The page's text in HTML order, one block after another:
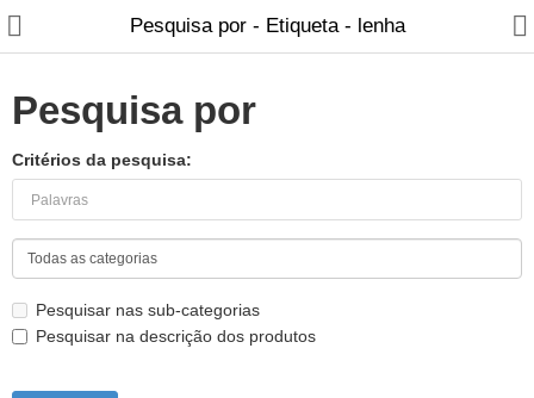
Fabricantes
Contactos
Pesquisa por - Etiqueta - lenha
Pesquisa por
Critérios da pesquisa:
Pesquisar nas sub-categorias
Pesquisar na descrição dos produtos